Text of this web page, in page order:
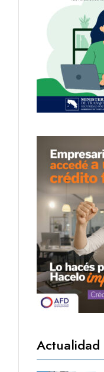
Actualidad